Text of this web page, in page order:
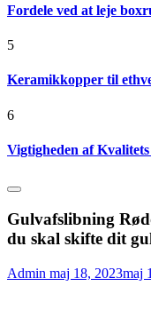
Fordele ved at leje
5
Keramikkopper til
6
Vigtigheden af
Gulvafslibning
du skal skifte dit
Admin maj 18, 2023maj